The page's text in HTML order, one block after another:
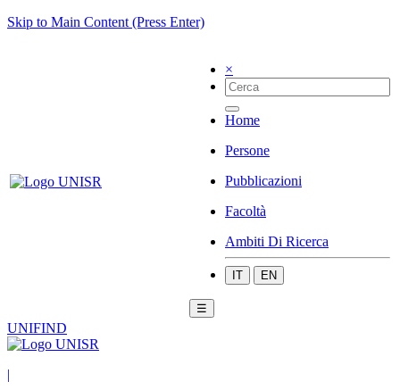
Skip to Main Content (Press Enter)
×
Home
Persone
Pubblicazioni
Facoltà
Ambiti Di Ricerca
IT EN
☰
UNIFIND
|